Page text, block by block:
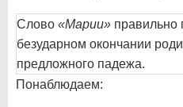
Слово «Марии» правильно
безударном окончании
предложного падежа.
Понаблюдаем: